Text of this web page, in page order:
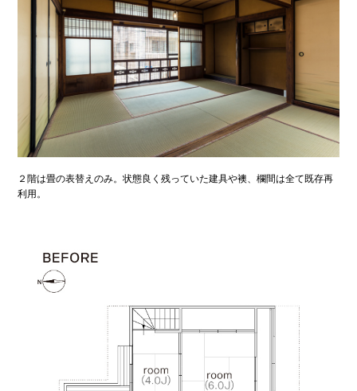
２階は畳の表替えのみ。状態良く残っていた建具や襖、欄間は全て既存再
利用。